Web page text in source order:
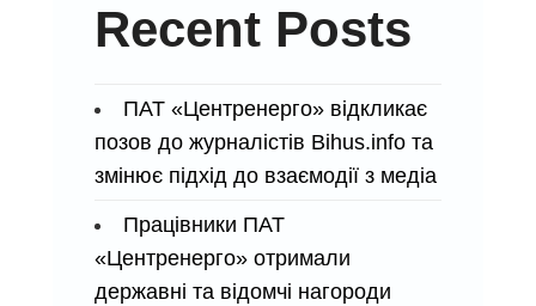
питань
Зміївської
Recent Posts
ПАТ «Центренерго» відкликає
позов до журналістів Bihus.info та
змінює підхід до взаємодії з медіа
Працівники ПАТ
«Центренерго» отримали
державні та відомчі нагороди